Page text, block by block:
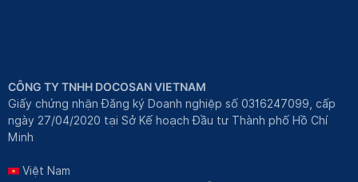
CÔNG TY TNHH DOCOSAN VIETNAM
Giấy chứng nhận Đăng ký Doanh nghiệp số 0316247099, cấp
ngày 27/04/2020 tại Sở Kế hoạch Đầu tư Thành phố Hồ Chí
Minh
Việt Nam